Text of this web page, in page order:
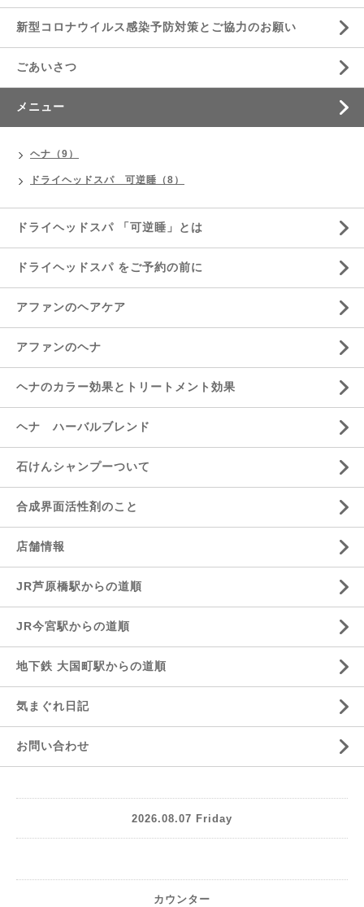
新型コロナウイルス感染予防対策とご協力のお願い
ごあいさつ
メニュー
ヘナ（9）
ドライヘッドスパ 可逆睡（8）
ドライヘッドスパ 「可逆睡」とは
ドライヘッドスパ をご予約の前に
アファンのヘアケア
アファンのヘナ
ヘナのカラー効果とトリートメント効果
ヘナ ハーバルブレンド
石けんシャンプーついて
合成界面活性剤のこと
店舗情報
JR芦原橋駅からの道順
JR今宮駅からの道順
地下鉄 大国町駅からの道順
気まぐれ日記
お問い合わせ
2026.08.07 Friday
カウンター